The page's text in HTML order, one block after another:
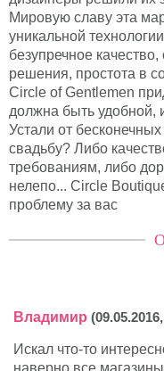
Мировую славу эта
уникальной
безупречное
решения, простота в
Circle of Gentlemen
должна быть удобной,
Устали от
свадьбу? Либо
требованиям, либо
нелепо... Circle
проблему за вас
Владимир
Искал что-то
наверно все